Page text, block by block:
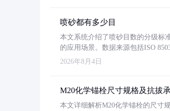
喷砂都有多少目
本文系统介绍了喷砂目数的分级标
的应用场景。数据来源包括ISO
2026年8月4日
M20化学锚栓尺寸规格及抗拔
本文详细解析M20化学锚栓的尺寸